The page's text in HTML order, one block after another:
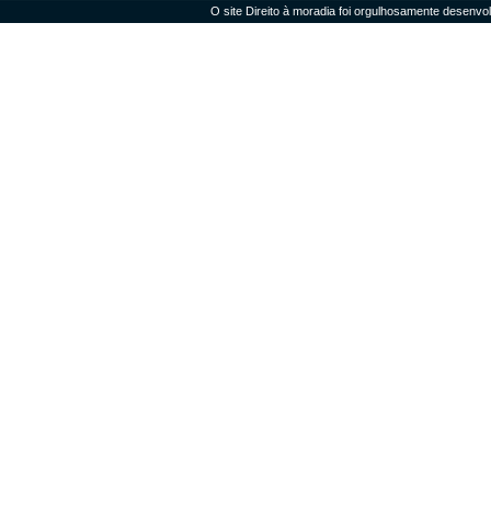
O site Direito à moradia foi orgulhosamente